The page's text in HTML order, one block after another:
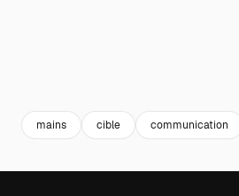
mains cible communication